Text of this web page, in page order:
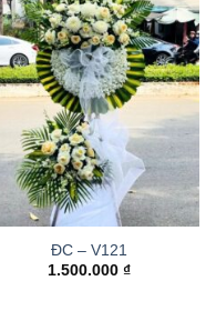
ĐC – V121
1.500.000 ₫